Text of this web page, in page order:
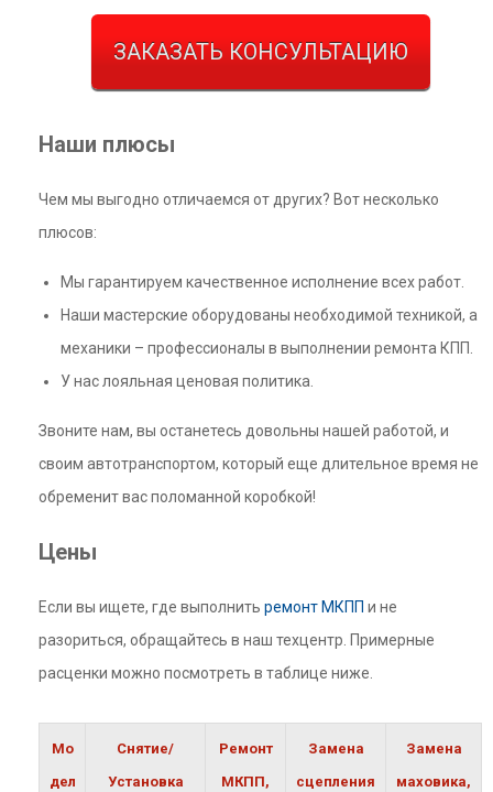
ЗАКАЗАТЬ КОНСУЛЬТАЦИЮ
Наши плюсы
Чем мы выгодно отличаемся от других? Вот несколько
плюсов:
Мы гарантируем качественное исполнение всех работ.
Наши мастерские оборудованы необходимой техникой, а
механики – профессионалы в выполнении ремонта КПП.
У нас лояльная ценовая политика.
Звоните нам, вы останетесь довольны нашей работой, и
своим автотранспортом, который еще длительное время не
обременит вас поломанной коробкой!
Цены
Если вы ищете, где выполнить ремонт МКПП и не
разориться, обращайтесь в наш техцентр. Примерные
расценки можно посмотреть в таблице ниже.
Мо
дел
Снятие/
Установка
Ремонт
МКПП,
Замена
сцепления
Замена
маховика,